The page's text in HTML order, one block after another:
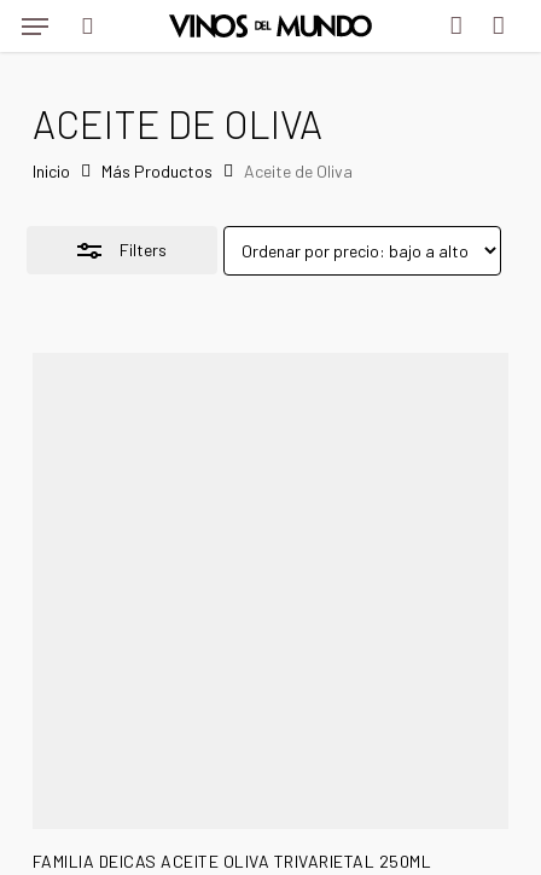
Skip
to
content
search account
Menu
ACEITE DE OLIVA
Inicio Más Productos Aceite de Oliva
Filters
Close
AÑADIR AL CARRITO
FAMILIA DEICAS ACEITE OLIVA TRIVARIETAL 250ML